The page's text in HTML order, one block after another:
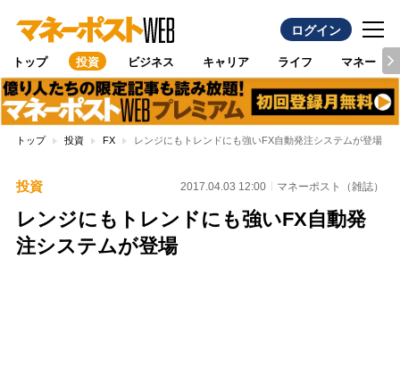
ログイン
トップ 投資 ビジネス キャリア ライフ マネー
トップ 投資 FX レンジにもトレンドにも強いFX自動発注システムが登場
投資 2017.04.03 12:00 マネーポスト（雑誌）
レンジにもトレンドにも強いFX自動発
注システムが登場